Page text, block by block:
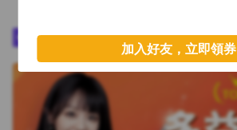
Plus 限時優惠
加入好友，立即領券